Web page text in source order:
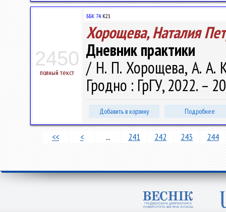
2450
полный текст
ББК 74.К21
Хорощева, Наталия
Дневник практики
/ Н. П. Хорощева, А. А.
Гродно : ГрГУ, 2022. –
Добавить в корзину Подробнее
<< < ... 241 242 243 244